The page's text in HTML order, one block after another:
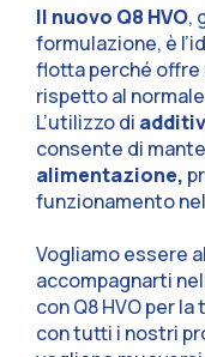
Il nuovo Q8 HVO,
formulazione, è
flotta perché offre
rispetto al normale
L’utilizzo di
consente di
alimentazione,
funzionamento
Vogliamo essere
accompagnarti
con Q8 HVO per
con tutti i nostri